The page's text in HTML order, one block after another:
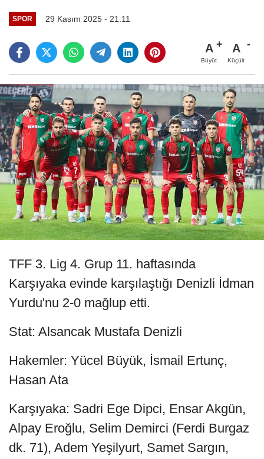
SPOR 29 Kasım 2025 - 21:11
A
Büyüt
A
Küçült
TFF 3. Lig 4. Grup 11. haftasında
Karşıyaka evinde karşılaştığı Denizli İdman
Yurdu'nu 2-0 mağlup etti.
Stat: Alsancak Mustafa Denizli
Hakemler: Yücel Büyük, İsmail Ertunç,
Hasan Ata
Karşıyaka: Sadri Ege Dipci, Ensar Akgün,
Alpay Eroğlu, Selim Demirci (Ferdi Burgaz
dk. 71), Adem Yeşilyurt, Samet Sargın,